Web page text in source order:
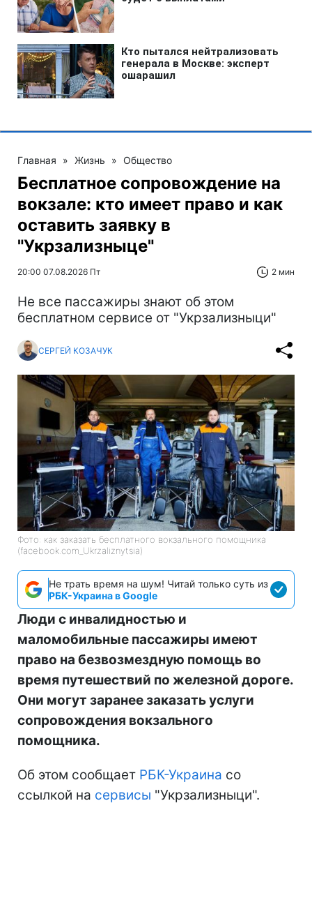
Главная » Жизнь » Общество
Бесплатное сопровождение на
вокзале: кто имеет право и как
оставить заявку в
"Укрзализныце"
20:00 07.08.2026 Пт 2 мин
Не все пассажиры знают об этом
бесплатном сервисе от "Укрзализныци"
СЕРГЕЙ КОЗАЧУК
Фото: как заказать бесплатного вокзального помощника
(facebook.com_Ukrzaliznytsia)
Не трать время на шум! Читай только суть из
РБК-Украина в Google
Люди с инвалидностью и
маломобильные пассажиры имеют
право на безвозмездную помощь во
время путешествий по железной дороге.
Они могут заранее заказать услуги
сопровождения вокзального
помощника.
Об этом сообщает РБК-Украина со
ссылкой на сервисы "Укрзализныци".